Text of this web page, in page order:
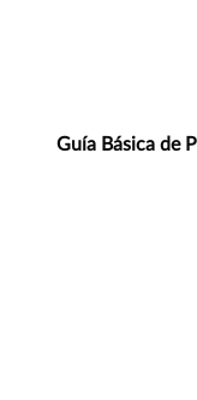
Guía Básica de